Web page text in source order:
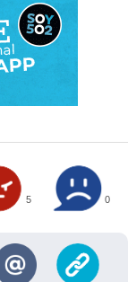
5 0